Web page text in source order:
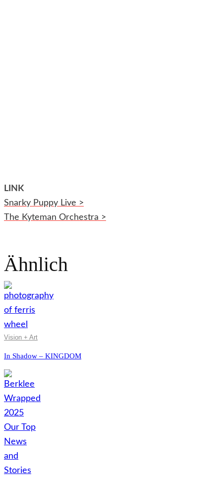
LINK
Snarky Puppy Live >
The Kyteman Orchestra >
Ähnlich
Vision + Art
In Shadow – KINGDOM